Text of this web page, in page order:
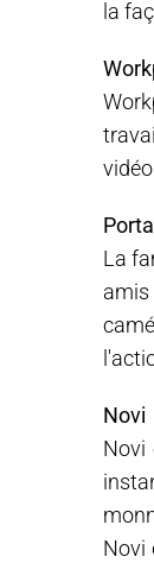
la
Portal
La
amis
Novi
Novi
Novi